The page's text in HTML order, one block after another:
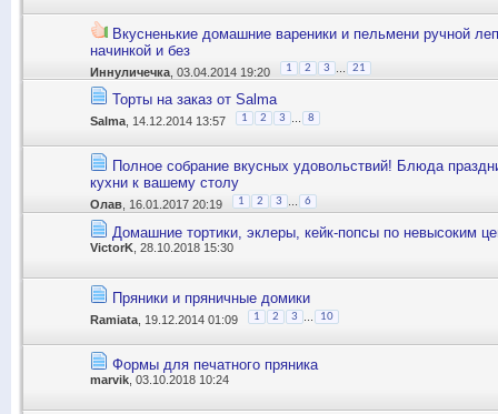
Вкусненькие домашние вареники и пельмени ручной
начинкой и без
Иннуличечка , 03.04.2014 19:20 1 2 3 ... 21
Торты на заказ от Salma
Salma , 14.12.2014 13:57 1 2 3 8
Полное собрание вкусных удовольствий! Блюда
кухни к вашему столу
Олав , 16.01.2017 20:19 1 2 3 6
Домашние тортики, эклеры, кейк-попсы по невысоким
VictorK , 28.10.2018 15:30
Пряники и пряничные домики
Ramiata , 19.12.2014 01:09 1 2 3 10
Формы для печатного пряника
marvik , 03.10.2018 10:24